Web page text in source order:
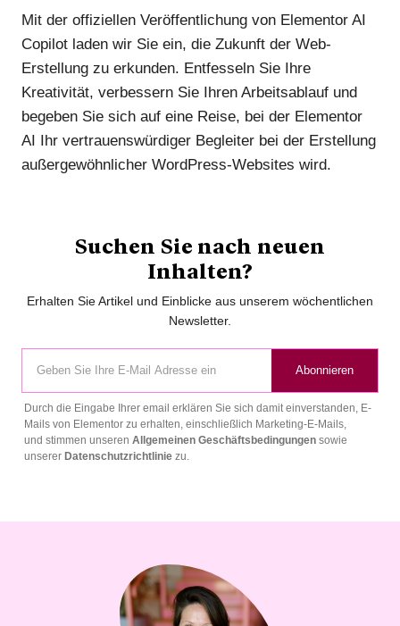
Mit der offiziellen Veröffentlichung von Elementor AI
Copilot laden wir Sie ein, die Zukunft der Web-
Erstellung zu erkunden. Entfesseln Sie Ihre
Kreativität, verbessern Sie Ihren Arbeitsablauf und
begeben Sie sich auf eine Reise, bei der Elementor
AI Ihr vertrauenswürdiger Begleiter bei der Erstellung
außergewöhnlicher WordPress-Websites wird.
Suchen Sie nach neuen
Inhalten?
Erhalten Sie Artikel und Einblicke aus unserem wöchentlichen
Newsletter.
Abonnieren
Durch die Eingabe Ihrer email erklären Sie sich damit einverstanden, E-
Mails von Elementor zu erhalten, einschließlich Marketing-E-Mails,
und stimmen unseren Allgemeinen Geschäftsbedingungen sowie
unserer Datenschutzrichtlinie zu.